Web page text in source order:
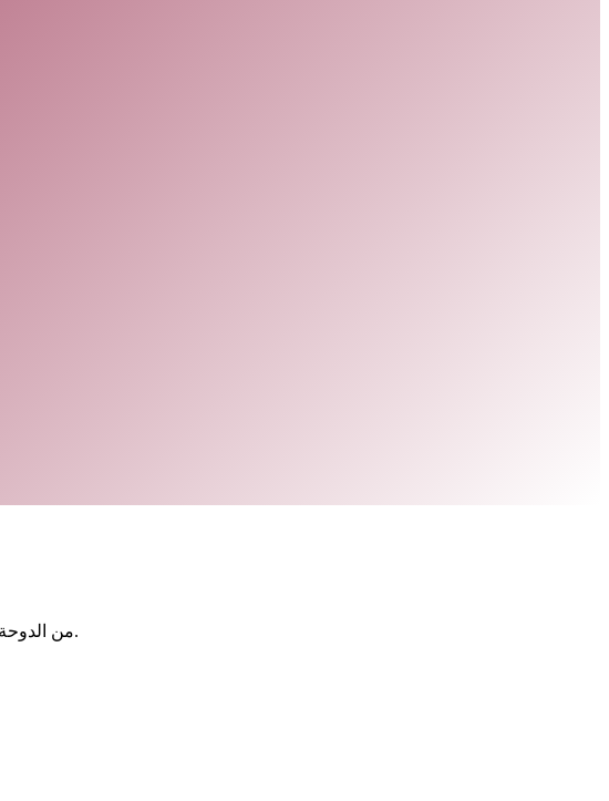
beIN Sports من الدوحة تنقل جميع الـ 104 مباريات. الكأس تبث مباريات قطر مجانًا. مباراتان من ثلاث الساعة 10 مساءً — جدول مريح.